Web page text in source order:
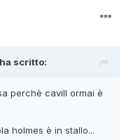
ha scritto:
perchè cavill ormai è
holmes è in stallo...